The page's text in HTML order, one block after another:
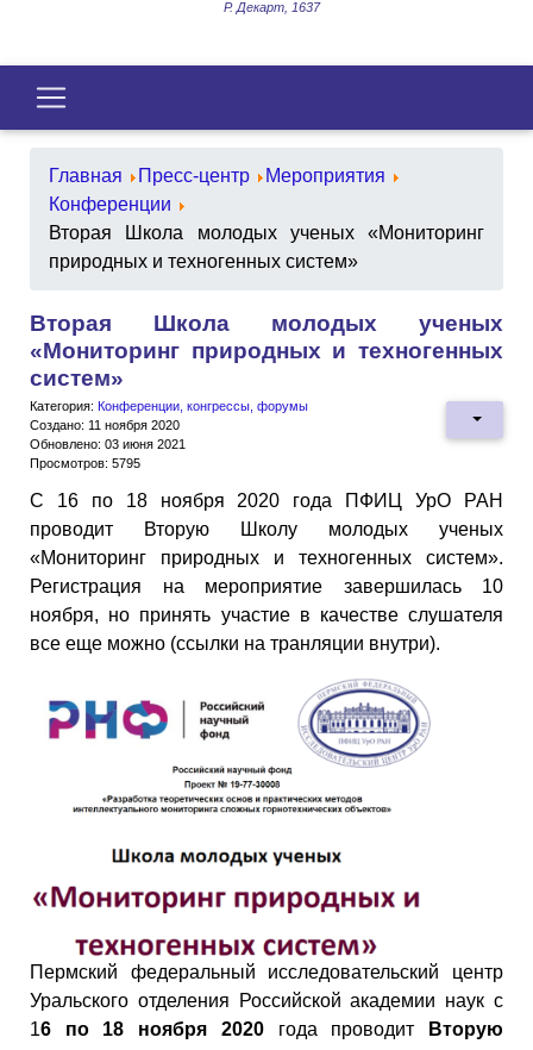
Р. Декарт, 1637
Главная Пресс-центр
Мероприятия
Конференции
Вторая Школа молодых ученых «Мониторинг
природных и техногенных систем»
Вторая Школа молодых ученых
«Мониторинг природных и техногенных
систем»
Категория: Конференции, конгрессы, форумы
Создано: 11 ноября 2020
Обновлено: 03 июня 2021
Просмотров: 5795
С 16 по 18 ноября 2020 года ПФИЦ УрО РАН
проводит Вторую Школу молодых ученых
«Мониторинг природных и техногенных систем».
Регистрация на мероприятие завершилась 10
ноября, но принять участие в качестве слушателя
все еще можно (ссылки на транляции внутри).
Пермский федеральный исследовательский центр
Уральского отделения Российской академии наук с
16 по 18 ноября 2020года проводит
Вторую